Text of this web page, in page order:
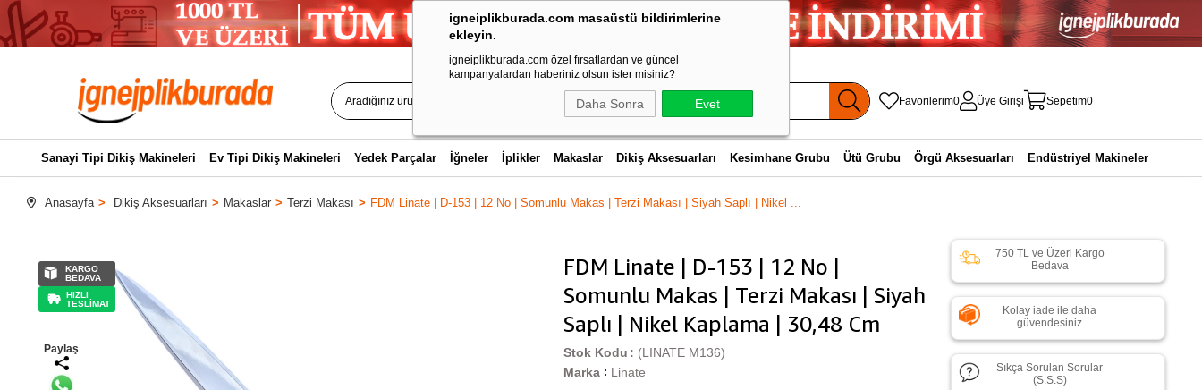
igneiplikburada.com masaüstü bildirimlerine
ekleyin.
igneiplikburada.com özel fırsatlardan ve güncel
kampanyalardan haberiniz olsun ister misiniz?
Daha Sonra Evet Favorilerim0 Üye Girişi Sepetim0
Sanayi Tipi Dikiş Makineleri Ev Tipi Dikiş Makineleri Yedek Parçalar İğneler İplikler Makaslar Dikiş Aksesuarları Kesimhane Grubu Ütü Grubu Örgü Aksesuarları Endüstriyel Makineler
Anasayfa Dikiş Aksesuarları Makaslar Terzi Makası FDM Linate | D-153 | 12 No | Somunlu Makas | Terzi Makası | Siyah Saplı | Nikel ...
KARGO
BEDAVA
HIZLI
TESLİMAT
Paylaş
FDM Linate | D-153 | 12 No |
Somunlu Makas | Terzi Makası | Siyah
Saplı | Nikel Kaplama | 30,48 Cm
(LINATE M136)
Stok Kodu
Marka : Linate
750 TL ve Üzeri Kargo
Bedava
Kolay iade ile daha
güvendesiniz
Sıkça Sorulan Sorular
(S.S.S)